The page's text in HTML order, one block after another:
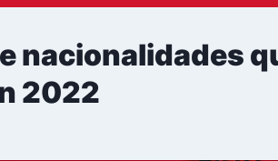
nacionalidades
2022